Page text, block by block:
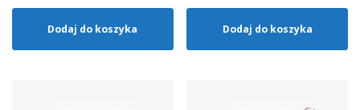
Dodaj do koszyka Dodaj do koszyka